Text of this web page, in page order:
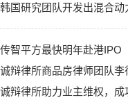
韩国研究团队开发出混合
传智平方最快明年赴港IPO
诚辩律所商品房律师团队
诚辩律所助力业主维权，